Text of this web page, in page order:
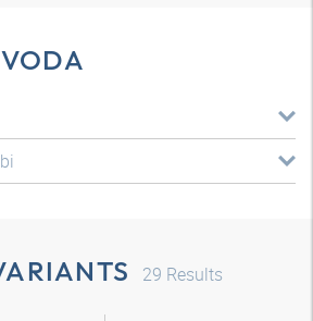
29 Results